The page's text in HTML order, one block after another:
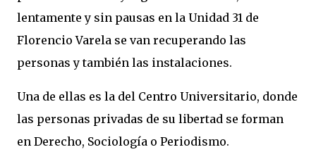
lentamente y sin pausas en la Unidad 31 de
Florencio Varela se van recuperando las
personas y también las instalaciones.
Una de ellas es la del Centro Universitario, donde
las personas privadas de su libertad se forman
en Derecho, Sociología o Periodismo.